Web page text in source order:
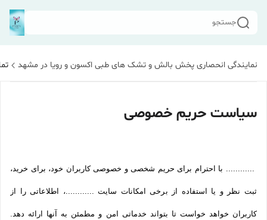
جستجو
نمایندگی انحصاری پخش بالش و تشک های طبی اکسون و رویا در مشهد
سیاست حریم خصوصی
............ با احترام برای حریم شخصی و خصوصی کاربران خود، برای خرید،
ثبت نظر و یا استفاده از برخی امکانات سایت ............، اطلاعاتی را از
کاربران خواهد خواست تا بتواند خدماتی امن و مطمئن به آنها ارائه دهد.